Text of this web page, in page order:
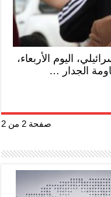
اليوم الأربعاء،
الجدار …
صفحة 2 من 2